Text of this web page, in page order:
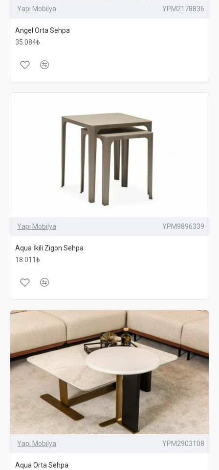
Yapı Mobilya YPM2178836
Angel Orta Sehpa
35.084₺
Yapı Mobilya YPM9896339
Aqua İkili Zigon Sehpa
18.011₺
Yapı Mobilya YPM2903108
Aqua Orta Sehpa